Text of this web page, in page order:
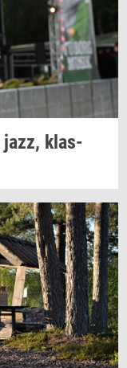
jazz, klas­